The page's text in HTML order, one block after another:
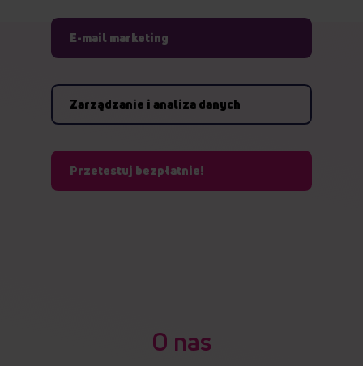
E-mail marketing
Zarządzanie i analiza danych
Przetestuj bezpłatnie!
O nas